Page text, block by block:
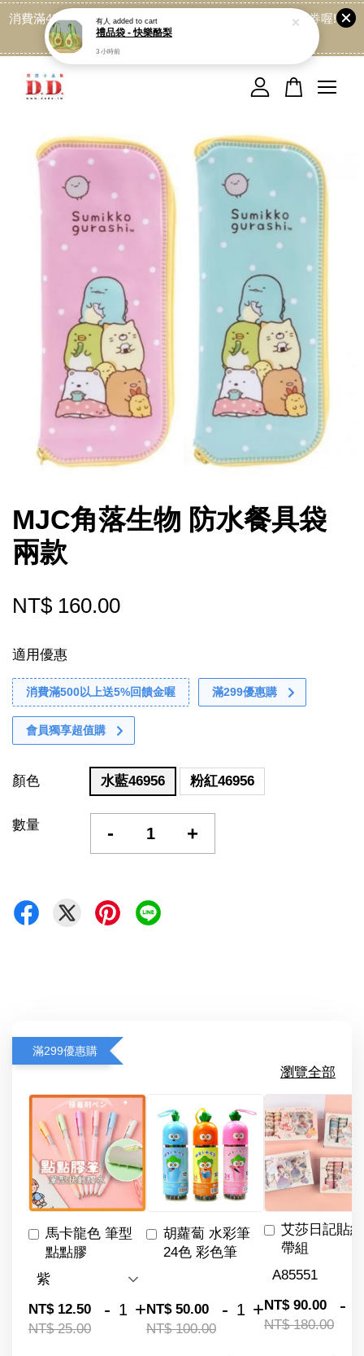
消費滿499免運喔, 記得加LINE:@dede168 領取專屬折扣券喔!
點我
MJC角落生物 防水餐具袋
兩款
NT$ 160.00
適用優惠
消費滿500以上送5%回饋金喔 滿299優惠購
會員獨享超值購
顏色 水藍46956 粉紅46956
數量 - +
滿299優惠購
瀏覽全部
馬卡龍色 筆型
點點膠
NT$ 12.50
NT$ 25.00
- +
胡蘿蔔 水彩筆
24色 彩色筆
NT$ 50.00
NT$ 100.00
- +
艾莎日記貼
帶組
NT$ 90.00
NT$ 180.00
-
您的購物車目前還是空的。